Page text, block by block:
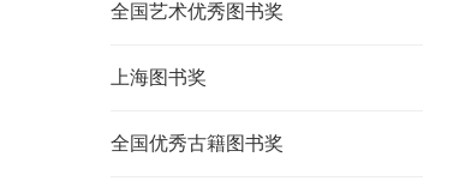
全国艺术优秀图书奖
上海图书奖
全国优秀古籍图书奖